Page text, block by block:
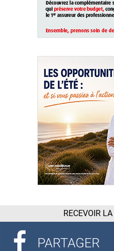
RECEVOIR